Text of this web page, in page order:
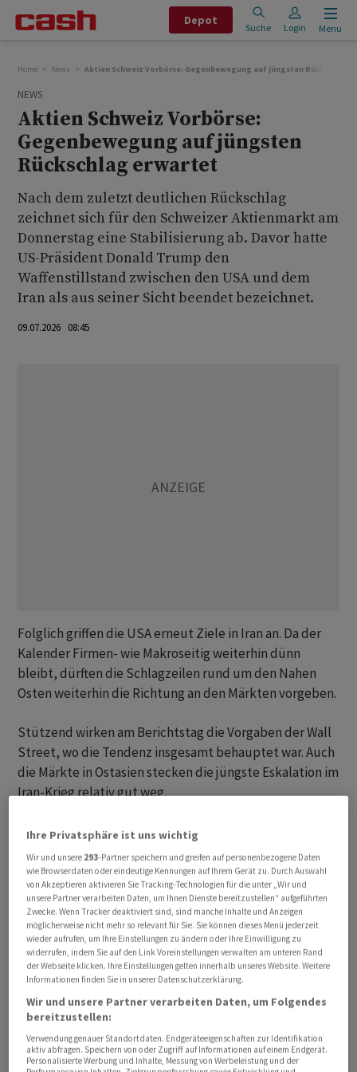
Depot
Suche Login Menu
Home News Aktien Schweiz Vorbörse: Gegenbewegung auf jüngsten Rückschlag
NEWS
Aktien Schweiz Vorbörse:
Gegenbewegung auf jüngsten
Rückschlag erwartet
Nach dem zuletzt deutlichen Rückschlag
zeichnet sich für den Schweizer Aktienmarkt am
Donnerstag eine Stabilisierung ab. Davor hatte
US-Präsident Donald Trump den
Waffenstillstand zwischen den USA und dem
Iran als aus seiner Sicht beendet bezeichnet.
09.07.2026 08:45
Folglich griffen die USA erneut Ziele in Iran an. Da der
Kalender Firmen- wie Makroseitig weiterhin dünn
bleibt, dürften die Schlagzeilen rund um den Nahen
Osten weiterhin die Richtung an den Märkten vorgeben.
Stützend wirken am Berichtstag die Vorgaben der Wall
Street, wo die Tendenz insgesamt behauptet war. Auch
die Märkte in Ostasien stecken die jüngste Eskalation im
Iran-Krieg relativ gut weg.
Ölpreis zieht weiter an
Fakt bleibt aber, dass gleichzeitig die Ölpreise weiter
anziehen. Zuletzt kostete ein Fass der Sorte Brent über
78 US-Dollar; der Preis liegt damit so hoch wie seit fast
drei Wochen nicht mehr.
Die Bank Julius Bär berechnet den SMI am Morgen
gegen 08.13 Uhr 0,50 Prozent höher bei 14'245 Punkten.
Am Mittwoch war es noch um 1,3 Prozent nach unten
Im Fokus der Anleger stehen die Papiere von
Ihre Privatsphäre ist uns wichtig
Wir und unsere 293-Partner speichern und greifen auf personenbezogene Daten
wie Browserdaten oder eindeutige Kennungen auf Ihrem Gerät zu. Durch Auswahl
von Akzeptieren aktivieren Sie Tracking-Technologien für die unter „Wir und
unsere Partner verarbeiten Daten, um Ihnen Dienste bereitzustellen“ aufgeführten
Zwecke. Wenn Tracker deaktiviert sind, sind manche Inhalte und Anzeigen
möglicherweise nicht mehr so relevant für Sie. Sie können dieses Menü jederzeit
wieder aufrufen, um Ihre Einstellungen zu ändern oder Ihre Einwilligung zu
widerrufen, indem Sie auf den Link Voreinstellungen verwalten am unteren Rand
der Webseite klicken. Ihre Einstellungen gelten innerhalb unseres Website. Weitere
Informationen finden Sie in unserer Datenschutzerklärung.
Wir und unsere Partner verarbeiten Daten, um Folgendes
bereitzustellen:
Verwendung genauer Standortdaten. Endgeräteeigenschaften zur Identifikation
aktiv abfragen. Speichern von oder Zugriff auf Informationen auf einem Endgerät.
Personalisierte Werbung und Inhalte, Messung von Werbeleistung und der